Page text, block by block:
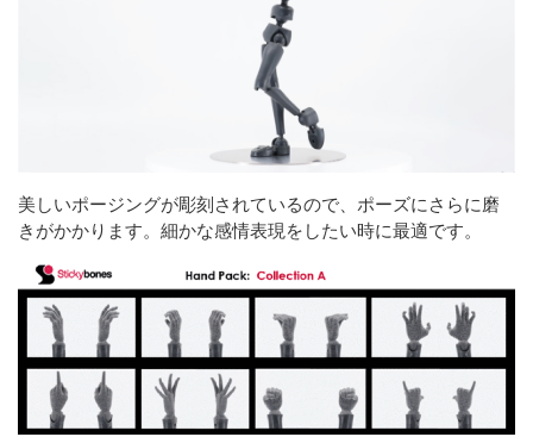
美しいポージングが彫刻されているので、ポーズにさらに磨
きがかかります。細かな感情表現をしたい時に最適です。